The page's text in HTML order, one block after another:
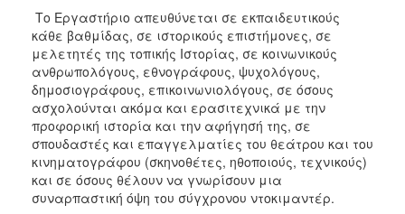
Το Εργαστήριο απευθύνεται σε εκπαιδευτικούς
κάθε βαθμίδας, σε ιστορικούς επιστήμονες, σε
μελετητές της τοπικής Ιστορίας, σε κοινωνικούς
ανθρωπολόγους, εθνογράφους, ψυχολόγους,
δημοσιογράφους, επικοινωνιολόγους, σε όσους
ασχολούνται ακόμα και ερασιτεχνικά με την
προφορική ιστορία και την αφήγησή της, σε
σπουδαστές και επαγγελματίες του θεάτρου και του
κινηματογράφου (σκηνοθέτες, ηθοποιούς, τεχνικούς)
και σε όσους θέλουν να γνωρίσουν μια
συναρπαστική όψη του σύγχρονου ντοκιμαντέρ.